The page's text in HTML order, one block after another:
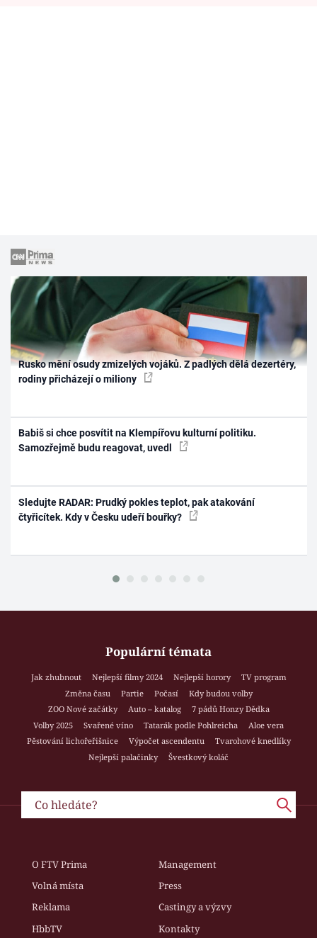
Rusko mění osudy zmizelých vojáků. Z padlých dělá dezertéry,
rodiny přicházejí o miliony
Babiš si chce posvítit na Klempířovu kulturní politiku.
Samozřejmě budu reagovat, uvedl
Sledujte RADAR: Prudký pokles teplot, pak atakování
čtyřicítek. Kdy v Česku udeří bouřky?
Populární témata
Jak zhubnout Nejlepší filmy 2024 Nejlepší horory
TV program
Změna času
Partie Počasí
Kdy budou volby
ZOO Nové začátky
Auto – katalog
7 pádů Honzy Dědka
Volby 2025
Svařené víno Tatarák podle Pohlreicha
Aloe vera
Pěstování lichořeřišnice
Výpočet ascendentu
Tvarohové knedlíky
Nejlepší palačinky
Švestkový koláč
O FTV Prima
Management
Volná místa
Press
Reklama
Castingy a výzvy
HbbTV
Kontakty